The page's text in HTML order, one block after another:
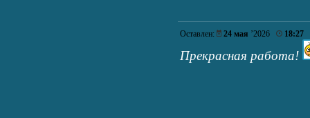
Оставлен: 24 мая ’2026 18:27
Прекрасная работа!